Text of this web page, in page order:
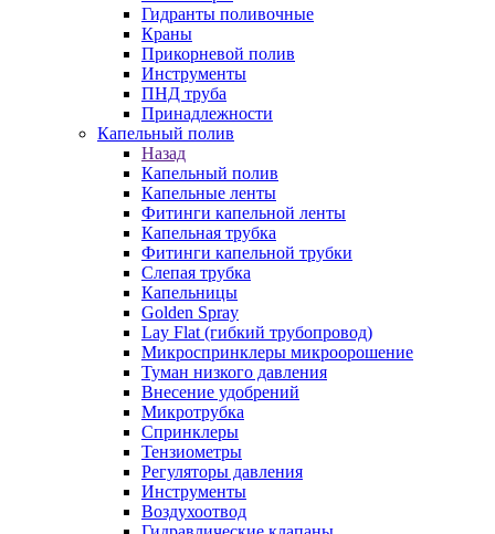
Гидранты поливочные
Краны
Прикорневой полив
Инструменты
ПНД труба
Принадлежности
Капельный полив
Назад
Капельный полив
Капельные ленты
Фитинги капельной ленты
Капельная трубка
Фитинги капельной трубки
Слепая трубка
Капельницы
Golden Spray
Lay Flat (гибкий трубопровод)
Микроспринклеры микроорошение
Туман низкого давления
Внесение удобрений
Микротрубка
Спринклеры
Тензиометры
Регуляторы давления
Инструменты
Воздухоотвод